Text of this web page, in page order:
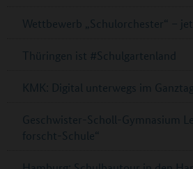
Wettbewerb „Schulorchester“ –
Thüringen ist #Schulgartenland
KMK: Digital unterwegs im
Geschwister-Scholl-Gymnasium
forscht-Schule“